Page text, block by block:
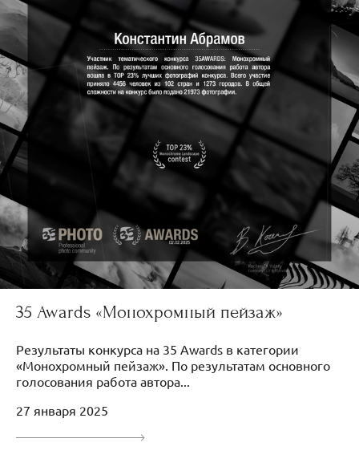
35 Awards «Монохромный пейзаж»
Результаты конкурса на 35 Awards в категории
«Монохромный пейзаж». По результатам основного
голосования работа автора...
27 января 2025